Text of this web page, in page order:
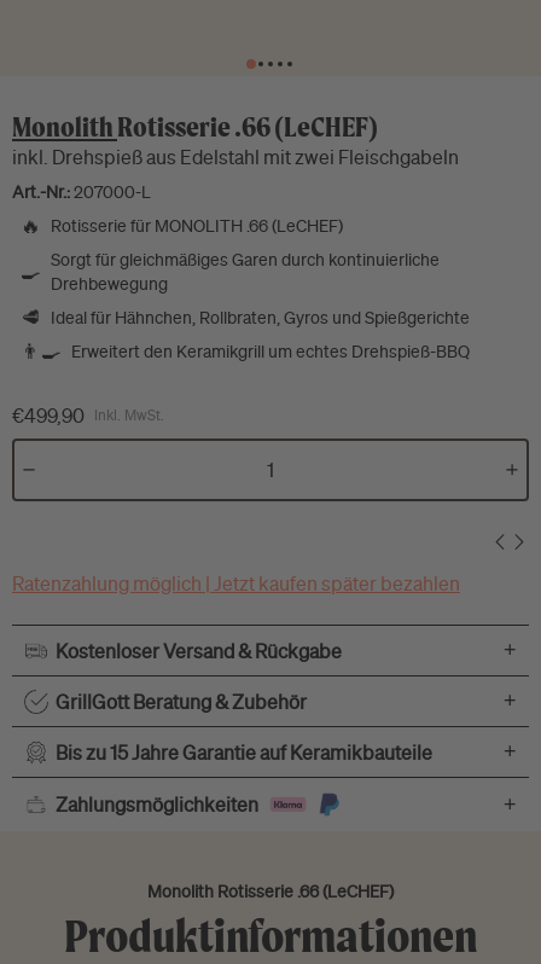
Monolith Rotisserie .66 (LeCHEF)
inkl. Drehspieß aus Edelstahl mit zwei Fleischgabeln
Art.-Nr.:207000-L
🔥 Rotisserie für MONOLITH .66 (LeCHEF)
🍳 Sorgt für gleichmäßiges Garen durch kontinuierliche
Drehbewegung
🥩 Ideal für Hähnchen, Rollbraten, Gyros und Spießgerichte
👨‍🍳 Erweitert den Keramikgrill um echtes Drehspieß-BBQ
€499,90 Inkl. MwSt.
Ratenzahlung möglich | Jetzt kaufen später bezahlen
Kostenloser Versand & Rückgabe +
GrillGott Beratung & Zubehör +
Bis zu 15 Jahre Garantie auf Keramikbauteile +
Zahlungsmöglichkeiten +
Monolith Rotisserie .66 (LeCHEF)
Produktinformationen